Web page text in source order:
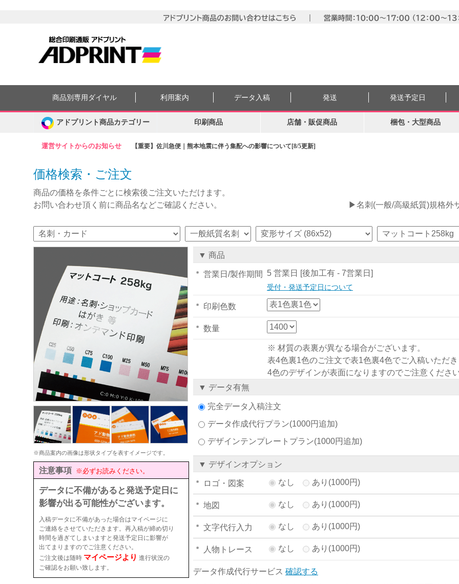
運営サイトからのお知らせ 【重要】佐川急便｜熊本地震に伴う集配への影響について[8/5更新]
商品別専用ダイヤル 利用案内 データ入稿 発送 発送予定日
アドプリント商品カテゴリー 印刷商品 店舗・販促商品 梱包・大型商品
価格検索・ご注文
商品の価格を条件ごとに検索後ご注文いただけます。
お問い合わせ頂く前に商品名などご確認ください。
▶名刺(一般/高級紙質)規格外
※商品案内の画像は形状タイプを表すイメージです。
注意事項 ※必ずお読みください。
データに不備があると発送予定日に
影響が出る可能性がございます。
入稿データに不備があった場合はマイページに
ご連絡をさせていただきます。再入稿が締め切り
時間を過ぎてしまいますと発送予定日に影響が
出てまりますのでご注意ください。
ご注文後は随時 マイページより 進行状況の
ご確認をお願い致します。
▼ 商品
営業日/製作期間 5 営業日 [後加工有 - 7営業日]
受付・発送予定日について
印刷色数
数量
※ 材質の表裏が異なる場合がございます。
表4色裏1色のご注文で表1色裏4色でご入稿いただ
4色のデザインが表面になりますのでご注意くださ
▼ データ有無
完全データ入稿注文
データ作成代行プラン(1000円追加)
デザインテンプレートプラン(1000円追加)
▼ デザインオプション
ロゴ・図案 なし あり(1000円)
地図 なし あり(1000円)
文字代行入力 なし あり(1000円)
人物トレース なし あり(1000円)
データ作成代行サービス 確認する